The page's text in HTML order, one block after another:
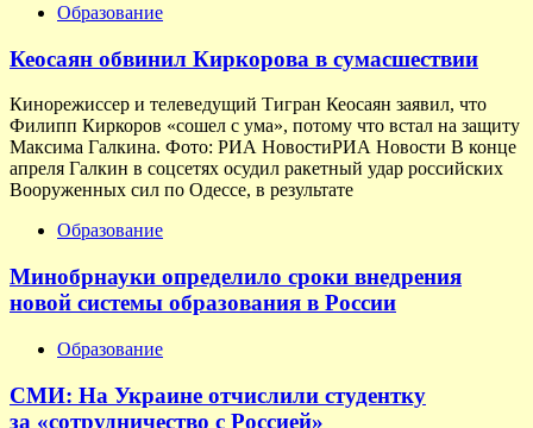
Образование
Кеосаян обвинил Киркорова в сумасшествии
Кинорежиссер и телеведущий Тигран Кеосаян заявил, что
Филипп Киркоров «сошел с ума», потому что встал на защиту
Максима Галкина. Фото: РИА НовостиРИА Новости В конце
апреля Галкин в соцсетях осудил ракетный удар российских
Вооруженных сил по Одессе, в результате
Образование
Минобрнауки определило сроки внедрения
новой системы образования в России
Образование
СМИ: На Украине отчислили студентку
за «сотрудничество с Россией»